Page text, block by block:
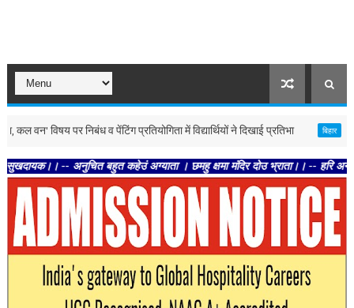
पर निबंध व पेंटिंग प्रतियोगिता में विद्यार्थियों ने दिखाई प्रतिभा बिहार मधुबनी :
बहुत कहेउं अग्याता । छमहु क्षमा मंदिर दोउ भ्राता।। -- हरि अनन्त हरि कथा